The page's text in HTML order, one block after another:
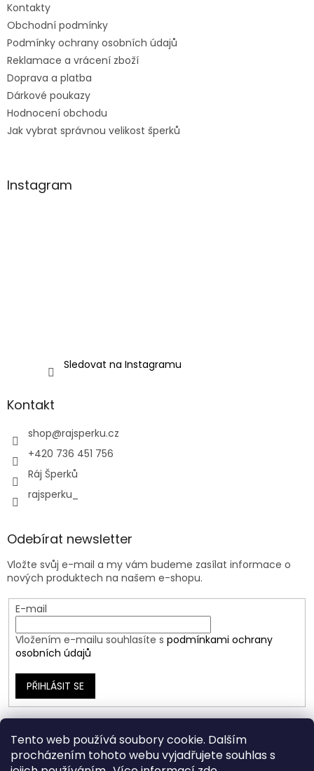
Tento web používá soubory cookie. Dalším
procházením tohoto webu vyjadřujete souhlas s
Kontakty
Obchodní podmínky
Podmínky ochrany osobních údajů
Reklamace a vrácení zboží
Doprava a platba
Dárkové poukazy
Hodnocení obchodu
Jak vybrat správnou velikost šperků
Instagram
Sledovat na Instagramu
Kontakt
shop@rajsperku.cz
+420 736 451 756
Ráj Šperků
rajsperku_
Odebírat newsletter
Vložte svůj e-mail a my vám budeme zasílat informace o
nových produktech na našem e-shopu.
E-mail
Vložením e-mailu souhlasíte s podmínkami ochrany
osobních údajů
PŘIHLÁSIT SE